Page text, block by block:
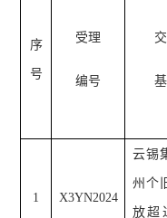
序
号
受理
编号
1 X3YN2024
云锡
州个
放超